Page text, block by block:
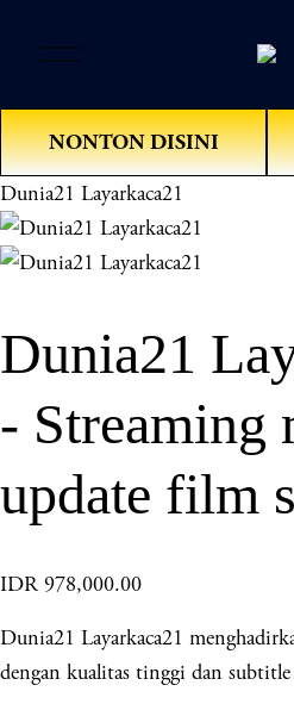
e
n
M
e
u
NONTON DISINI
Dunia21 Layarkaca21
Dunia21
- Streaming
update film
IDR 978,000.00
Dunia21 Layarkaca21
dengan kualitas tinggi dan